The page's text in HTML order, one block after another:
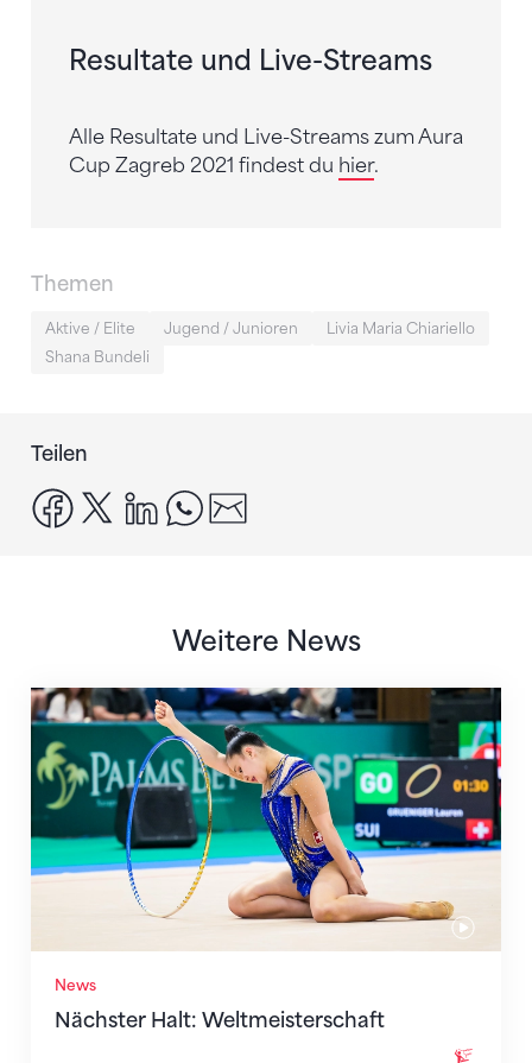
Resultate und Live-Streams
Alle Resultate und Live-Streams zum Aura
Cup Zagreb 2021 findest du hier.
Themen
Aktive / Elite Jugend / Junioren
Livia Maria Chiariello
Shana Bundeli
Teilen
facebook
x linkedinwhatsapp
Weitere News
News
Nächster Halt: Weltmeisterschaft
Nächster Halt: Weltmeisterschaft